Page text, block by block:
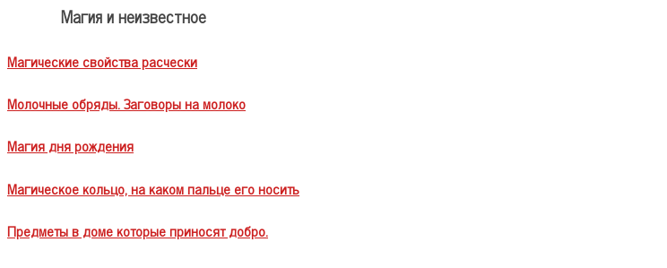
Магия и неизвестное
Магические свойства расчески
Молочные обряды. Заговоры на молоко
Магия дня рождения
Магическое кольцо, на каком пальце его носить
Предметы в доме которые приносят добро.